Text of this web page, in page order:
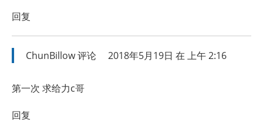
回复
ChunBillow评论 2018年5月19日 在 上午 2:16
第一次 求给力c哥
回复